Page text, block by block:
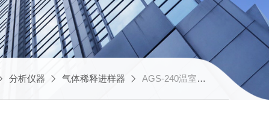
分析仪器 气体稀释进样器 AGS-240温室气体专用全自动气体进样器